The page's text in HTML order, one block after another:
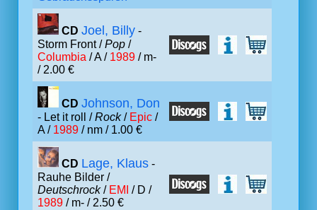
CD Joel, Billy -
Storm Front /Pop /
Columbia / A / 1989 / m-
/ 2.00 €
CD Johnson, Don
- Let it roll /Rock/ Epic /
A / 1989 / nm / 1.00 €
CD Lage, Klaus -
Rauhe Bilder /
Deutschrock/ EMI / D /
1989 / m- / 2.50 €